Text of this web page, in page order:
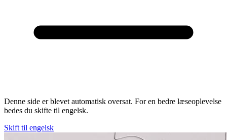
Denne side er blevet automatisk oversat. For en bedre læseoplevelse
bedes du skifte til engelsk.
Skift til engelsk